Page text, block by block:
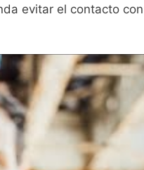
evitar⁢ el ⁤contacto